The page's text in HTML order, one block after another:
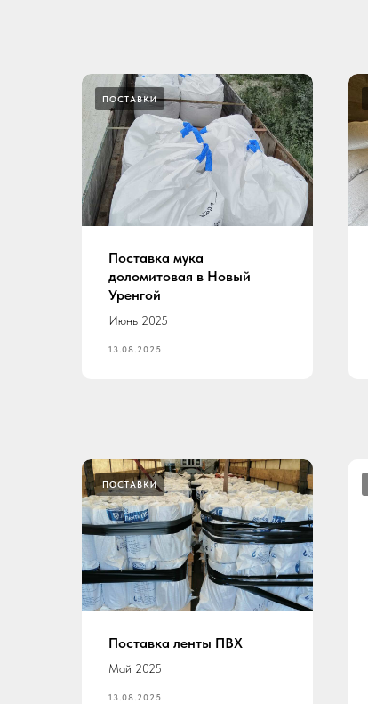
ПОСТАВКИ
Поставка мука
доломитовая в Новый
Уренгой
Июнь 2025
13.08.2025
ПОСТАВКИ
Поставка ленты ПВХ
Май 2025
13.08.2025